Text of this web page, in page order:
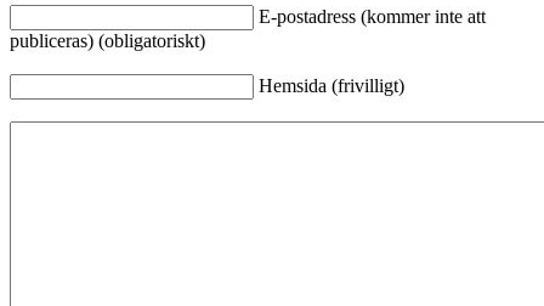
E-postadress (kommer inte att
publiceras) (obligatoriskt)
Hemsida (frivilligt)